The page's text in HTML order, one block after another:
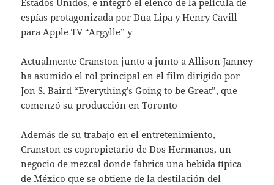
espías protagonizada por Dua Lipa y Henry Cavill
para Apple TV “Argylle” y
Actualmente Cranston junto a junto a Allison Janney
ha asumido el rol principal en el film dirigido por
Jon S. Baird “Everything’s Going to be Great”, que
comenzó su producción en Toronto
Además de su trabajo en el entretenimiento,
Cranston es copropietario de Dos Hermanos, un
negocio de mezcal donde fabrica una bebida típica
de México que se obtiene de la destilación del